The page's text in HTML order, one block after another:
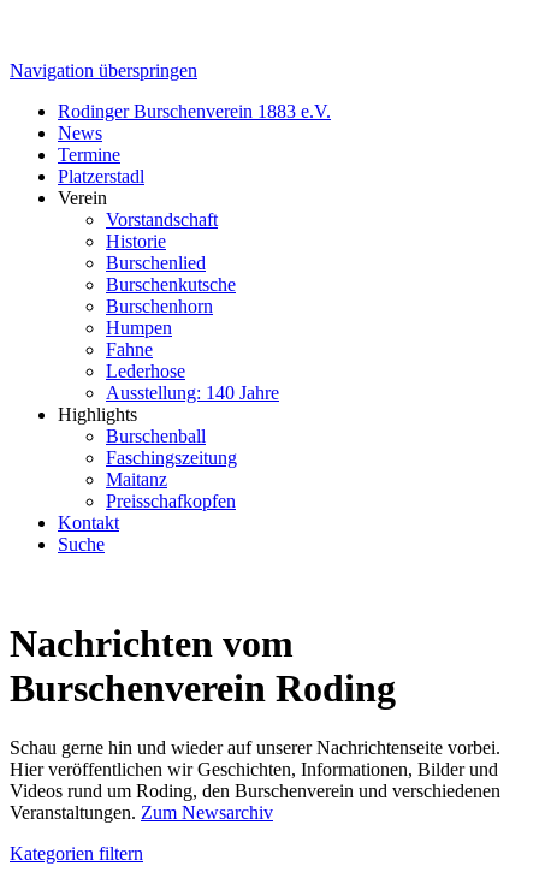
Navigation überspringen
Rodinger Burschenverein 1883 e.V.
News
Termine
Platzerstadl
Verein
Vorstandschaft
Historie
Burschenlied
Burschenkutsche
Burschenhorn
Humpen
Fahne
Lederhose
Ausstellung: 140 Jahre
Highlights
Burschenball
Faschingszeitung
Maitanz
Preisschafkopfen
Kontakt
Suche
Nachrichten vom
Burschenverein Roding
Schau gerne hin und wieder auf unserer Nachrichtenseite vorbei.
Hier veröffentlichen wir Geschichten, Informationen, Bilder und
Videos rund um Roding, den Burschenverein und verschiedenen
Veranstaltungen. Zum Newsarchiv
Kategorien filtern